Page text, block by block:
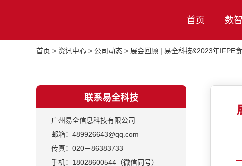
首页 数
首页 > 资讯中心 > 公司动态 > 展会回顾 | 易全科技&2023年IFPE
联系易全科技
广州易全信息科技有限公司
邮箱：489926643@qq.com
传真：020－86383733
手机：18028600544（微信同号）